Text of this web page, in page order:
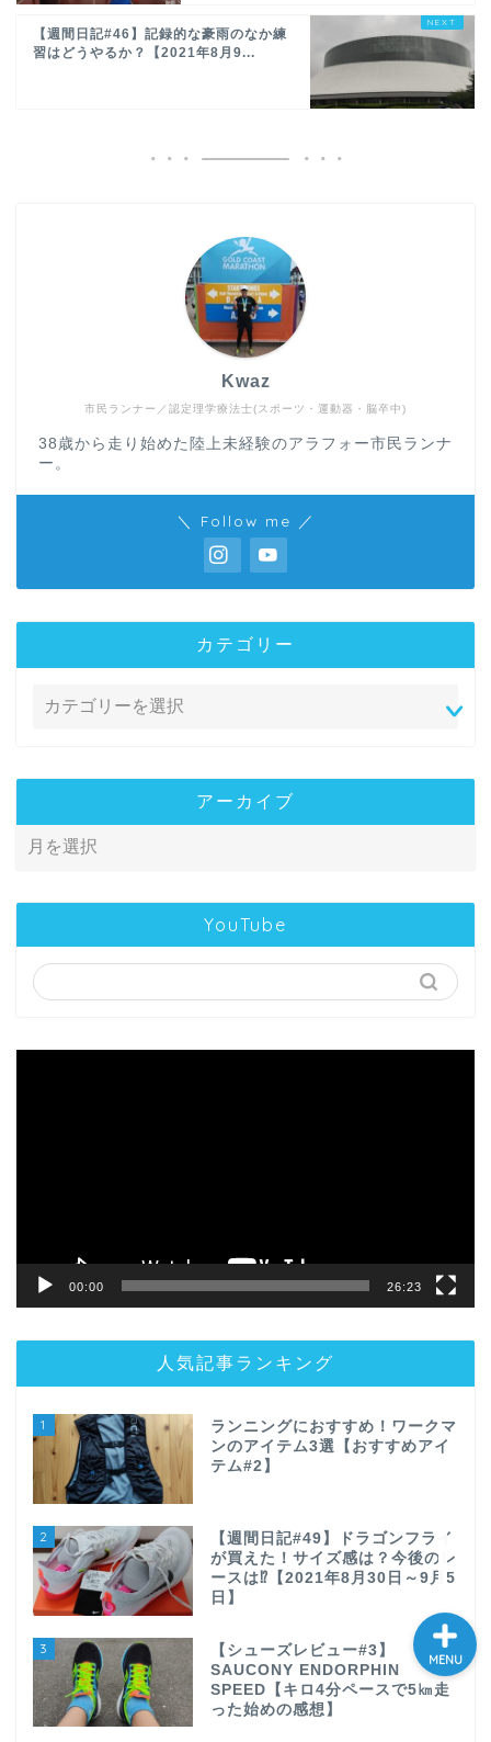
【週間日記#46】記録的な豪雨のなか練
習はどうやるか？【2021年8月9...
市民ランナー／認定理学療法士(スポーツ・運動器・脳卒中)
Kwaz
38歳から走り始めた陸上未経験のアラフォー市民ランナ
ー。
＼ Follow me ／
カテゴリー
アーカイブ
YouTube
00:00 26:23
人気記事ランキング
1
ランニングにおすすめ！ワークマ
ンのアイテム3選【おすすめアイ
テム#2】
2
【週間日記#49】ドラゴンフライ
が買えた！サイズ感は？今後のレ
ースは⁉【2021年8月30日～9月5
日】
3
【シューズレビュー#3】
SAUCONY ENDORPHIN
SPEED【キロ4分ペースで5㎞走
った始めの感想】
MENU
股関節唇損傷手術記
振り返り
旅ラン